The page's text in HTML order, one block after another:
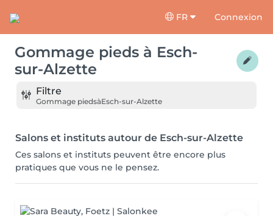
FR Connexion
Gommage pieds à Esch-
sur-Alzette
Filtre
Gommage piedsàEsch-sur-Alzette
Salons et instituts autour de Esch-sur-Alzette
Ces salons et instituts peuvent être encore plus
pratiques que vous ne le pensez.